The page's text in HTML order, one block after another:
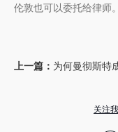
伦敦也可以委托给律师。
上一篇：
关注